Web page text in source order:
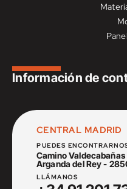
Información de
CENTRAL MADRID
PUEDES
Camino Valdecabañas
Arganda del Rey -
LLÁMANOS